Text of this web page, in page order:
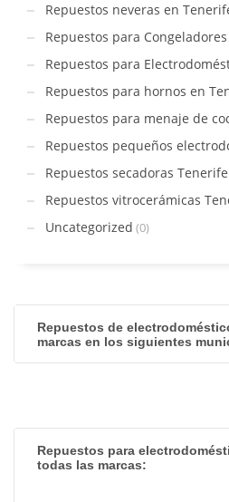
Repuestos neveras en
Repuestos para
Repuestos para
Repuestos para hornos en
Repuestos para menaje de
Repuestos pequeños
Repuestos secadoras Tenerife
Repuestos vitrocerámicas
Uncategorized (0)
Repuestos de
marcas en los siguientes
Repuestos para
todas las marcas: